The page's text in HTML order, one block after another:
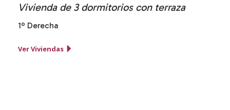
Vivienda de 3 dormitorios con terraza
1º Derecha
Ver Viviendas